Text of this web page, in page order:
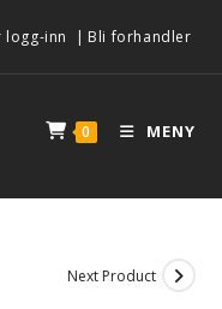
logg-inn | Bli forhandler
0 MENY
Next Product